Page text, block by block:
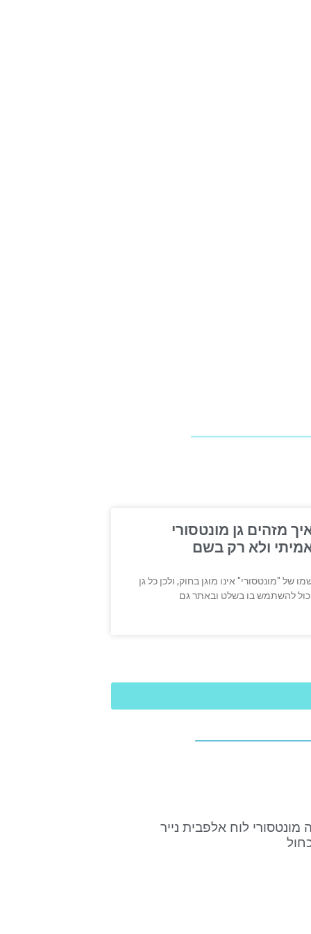
מזהים גן מונטסורי
ולא רק בשם
של "מונטסורי" אינו מוגן בחוק, ולכן כל גן
להשתמש בו בשלט ובאתר גם
מונטסורי לוח אלפבית נייר